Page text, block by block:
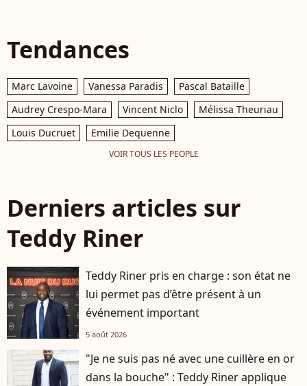
Tendances
Marc Lavoine Vanessa Paradis
Pascal Bataille
Audrey Crespo-Mara
Vincent Niclo
Mélissa Theuriau
Louis Ducruet
Emilie Dequenne
VOIR TOUS LES PEOPLE
Derniers articles sur
Teddy Riner
Teddy Riner pris en charge : son état ne
lui permet pas d’être présent à un
événement important
5 août 2026
"Je ne suis pas né avec une cuillère en or
dans la bouche" : Teddy Riner applique